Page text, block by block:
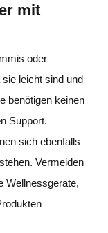
mit
oder
leicht sind und
benötigen keinen
Support.
sich ebenfalls
Vermeiden
Wellnessgeräte,